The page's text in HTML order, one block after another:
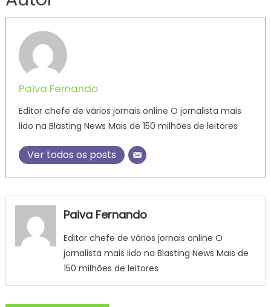
Paiva Fernando
Editor chefe de vários jornais online O jornalista mais
lido na Blasting News Mais de 150 milhões de leitores
Ver todos os posts
Paiva Fernando
Editor chefe de vários jornais online O
jornalista mais lido na Blasting News Mais de
150 milhões de leitores